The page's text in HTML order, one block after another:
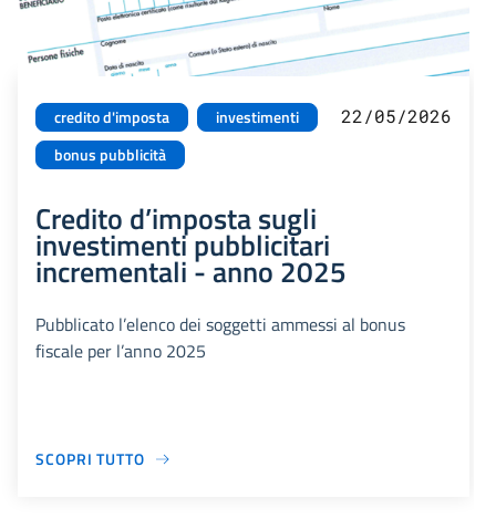
credito d'imposta
investimenti
bonus pubblicità
22/05/2026
Credito d’imposta sugli
investimenti pubblicitari
incrementali - anno 2025
Pubblicato l’elenco dei soggetti ammessi al bonus
fiscale per l’anno 2025
SCOPRI TUTTO